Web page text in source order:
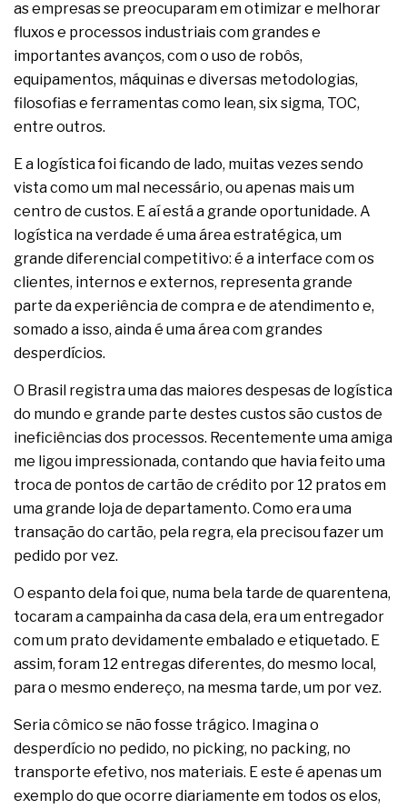
as empresas se preocuparam em otimizar e melhorar
fluxos e processos industriais com grandes e
importantes avanços, com o uso de robôs,
equipamentos, máquinas e diversas metodologias,
filosofias e ferramentas como lean, six sigma, TOC,
entre outros.
E a logística foi ficando de lado, muitas vezes sendo
vista como um mal necessário, ou apenas mais um
centro de custos. E aí está a grande oportunidade. A
logística na verdade é uma área estratégica, um
grande diferencial competitivo: é a interface com os
clientes, internos e externos, representa grande
parte da experiência de compra e de atendimento e,
somado a isso, ainda é uma área com grandes
desperdícios.
O Brasil registra uma das maiores despesas de logística
do mundo e grande parte destes custos são custos de
ineficiências dos processos. Recentemente uma amiga
me ligou impressionada, contando que havia feito uma
troca de pontos de cartão de crédito por 12 pratos em
uma grande loja de departamento. Como era uma
transação do cartão, pela regra, ela precisou fazer um
pedido por vez.
O espanto dela foi que, numa bela tarde de quarentena,
tocaram a campainha da casa dela, era um entregador
com um prato devidamente embalado e etiquetado. E
assim, foram 12 entregas diferentes, do mesmo local,
para o mesmo endereço, na mesma tarde, um por vez.
Seria cômico se não fosse trágico. Imagina o
desperdício no pedido, no picking, no packing, no
transporte efetivo, nos materiais. E este é apenas um
exemplo do que ocorre diariamente em todos os elos,